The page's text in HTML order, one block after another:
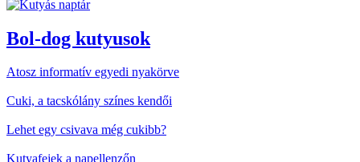
Bol-dog kutyusok
Atosz informatív egyedi nyakörve
Cuki, a tacskólány színes kendői
Lehet egy csivava még cukibb?
Kutyafejek a napellenzőn